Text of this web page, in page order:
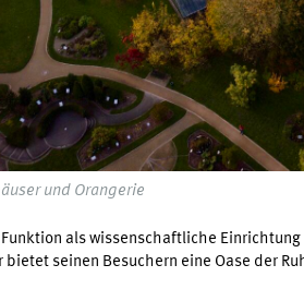
und Orangerie
als wissenschaftliche
bietet seinen Besuchern eine Oase der